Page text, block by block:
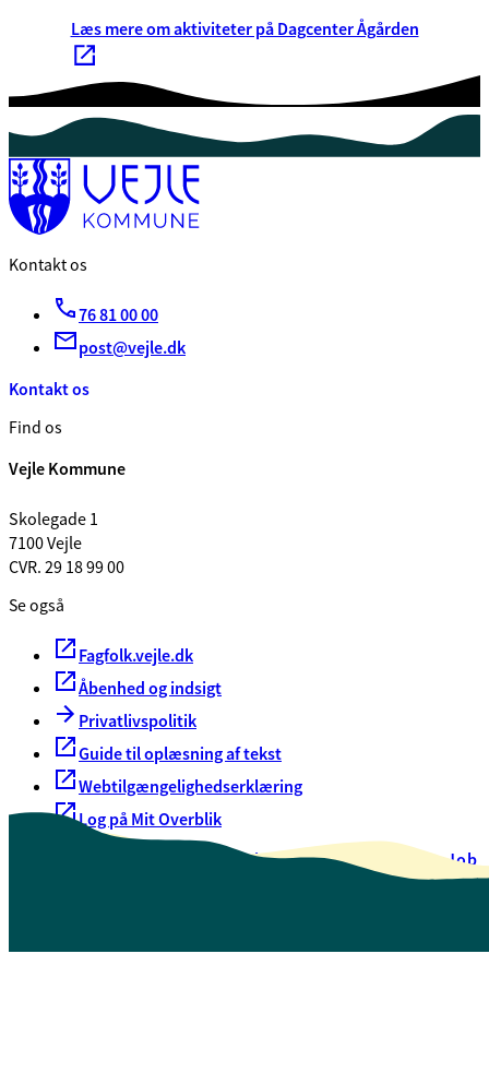
Læs mere om aktiviteter på Dagcenter Ågården
Kontakt os
76 81 00 00
post@vejle.dk
Kontakt os
Find os
Vejle Kommune
Skolegade 1
7100 Vejle
CVR. 29 18 99 00
Se også
Fagfolk.vejle.dk
Åbenhed og indsigt
Privatlivspolitik
Guide til oplæsning af tekst
Webtilgængelighedserklæring
Log på Mit Overblik
Oversigt over selvbetjeningJob